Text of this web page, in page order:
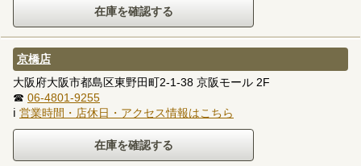
京橋店
大阪府大阪市都島区東野田町2-1-38 京阪モール 2F
☎ 06-4801-9255
ℹ 営業時間・店休日・アクセス情報はこちら